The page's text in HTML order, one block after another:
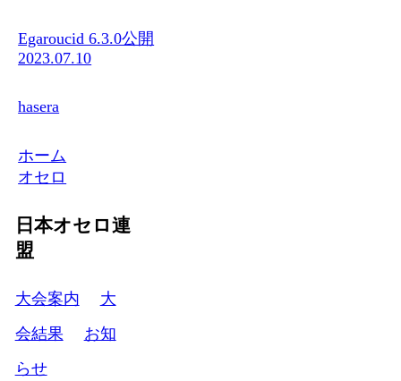
Egaroucid 6.3.0公開
2023.07.10
hasera
ホーム
オセロ
日本オセロ連
盟
大会案内
大
会結果
お知
らせ